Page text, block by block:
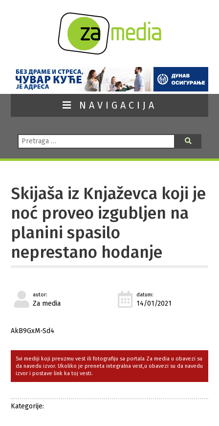
NAVIGACIJA
Pretraga:
Skijaša iz Knjaževca koji je
noć proveo izgubljen na
planini spasilo
neprestano hodanje
autor:
Za media
datum:
14/01/2021
AkB9GxM-Sd4
Svi mediji koji preuzmu vest ili fotografiju sa portala Za media u obavezi su
da navedu izvor. Ukoliko je preneta integralna vest,u obavezi su da navedu
izvor i postave link ka toj vesti.
Kategorije: